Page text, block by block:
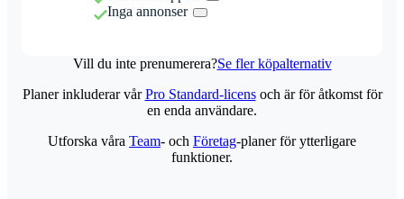
Inga annonser
Vill du inte prenumerera?Se fler köpalternativ
Planer inkluderar vårPro Standard-licensoch är för åtkomst för
en enda användare.
Utforska våra Team- och Företag-planer för ytterligare
funktioner.